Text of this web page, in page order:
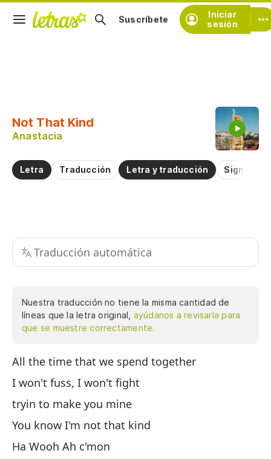
Iniciar
sesión
Suscríbete
Not That Kind
Anastacia
Letra Traducción Letra y traducción
Traducción automática
Nuestra traducción no tiene la misma cantidad de
líneas que la letra original, ayúdanos a revisarla para
que se muestre correctamente.
All the time that we spend together
I won't fuss, I won't fight
tryin to make you mine
You know I'm not that kind
Ha Wooh Ah c'mon
Practicar la pronunciación de